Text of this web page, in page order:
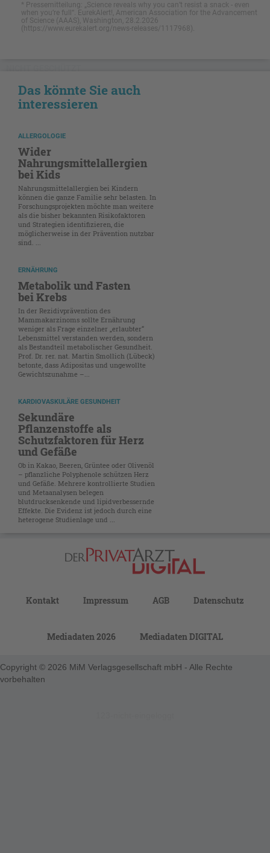
* Pressemitteilung: „Science reveals why you can’t resist a snack - even
when you’re full“. EurekAlert!, American Association for the Advancement
of Science (AAAS), Washington, 28.2.2026
(https://www.eurekalert.org/news-releases/1117968).
Das könnte Sie auch
interessieren
ALLERGOLOGIE
Wider
Nahrungsmittelallergien
bei Kids
Nahrungsmittelallergien bei Kindern
können die ganze Familie sehr belasten. In
Forschungsprojekten möchte man weitere
als die bisher bekannten Risikofaktoren
und Strategien identifizieren, die
möglicherweise in der Prävention nutzbar
sind. ...
ERNÄHRUNG
Metabolik und Fasten
bei Krebs
In der Rezidivprävention des
Mammakarzinoms sollte Ernährung
weniger als Frage einzelner „erlaubter“
Lebensmittel verstanden werden, sondern
als Bestandteil metabolischer Gesundheit.
Prof. Dr. rer. nat. Martin Smollich (Lübeck)
betonte, dass Adipositas und ungewollte
Gewichtszunahme –...
KARDIOVASKULÄRE GESUNDHEIT
Sekundäre
Pflanzenstoffe als
Schutzfaktoren für Herz
und Gefäße
Ob in Kakao, Beeren, Grüntee oder Olivenöl
– pflanzliche Polyphenole schützen Herz
und Gefäße. Mehrere kontrollierte Studien
und Metaanalysen belegen
blutdrucksenkende und lipidverbessernde
Effekte. Die Evidenz ist jedoch durch eine
heterogene Studienlage und ...
Kontakt Impressum AGB Datenschutz
Mediadaten 2026 Mediadaten DIGITAL
Copyright © 2026 MiM Verlagsgesellschaft mbH - Alle Rechte
vorbehalten